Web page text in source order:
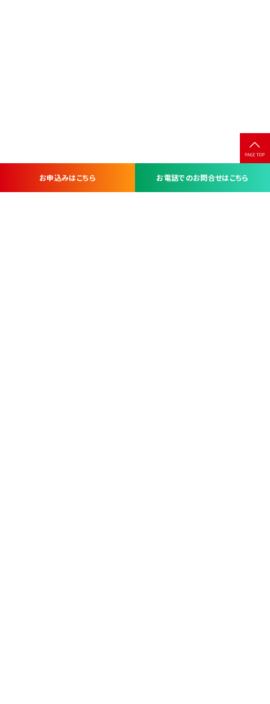
お申込みはこちら お電話でのお問合せはこちら